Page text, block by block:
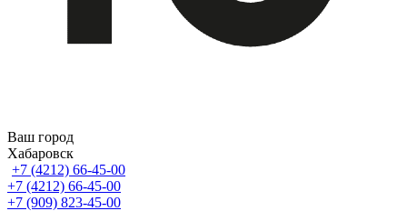
Ваш город
Хабаровск
+7 (4212) 66-45-00
+7 (4212) 66-45-00
+7 (909) 823-45-00